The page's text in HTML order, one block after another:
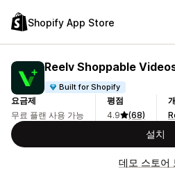
Shopify App Store
Reelv Shoppable
Built for Shopify
요금제
무료 플랜 사용 가능
평점
4.9
(68)
설치
데모 스토어